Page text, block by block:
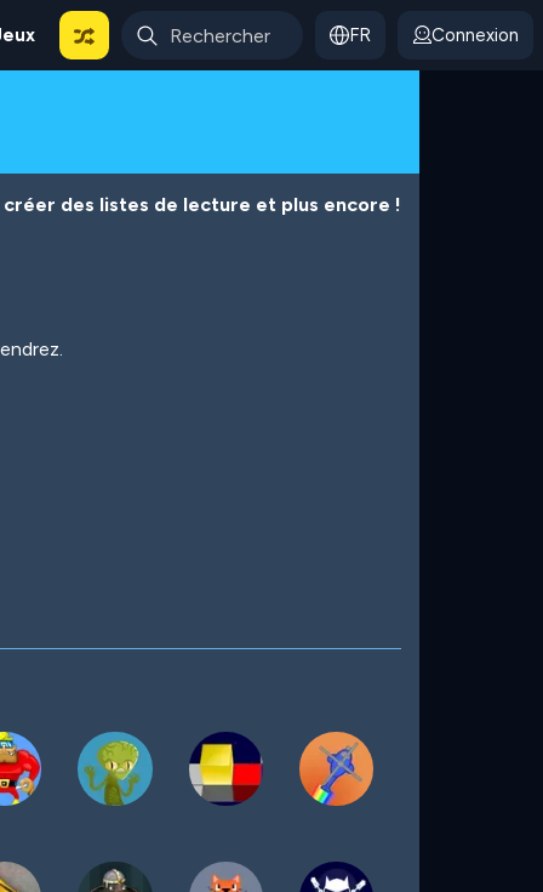
FR Connexion
des listes de lecture et plus encore !